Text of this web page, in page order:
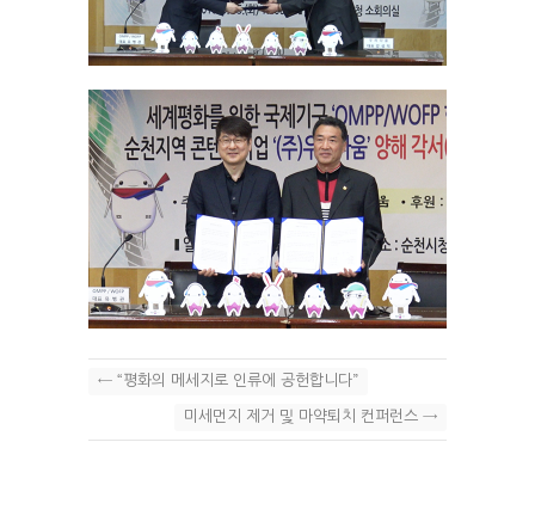
← “평화의 메세지로 인류에 공헌합니다”
미세먼지 제거 및 마약퇴치 컨퍼런스 →